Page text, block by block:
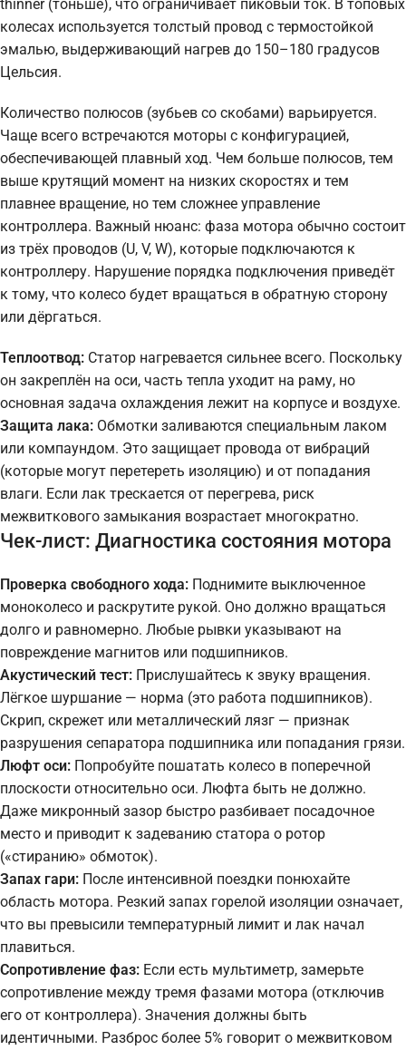
thinner (тоньше), что ограничивает пиковый ток. В топовых
колесах используется толстый провод с термостойкой
эмалью, выдерживающий нагрев до 150–180 градусов
Цельсия.
Количество полюсов (зубьев со скобами) варьируется.
Чаще всего встречаются моторы с конфигурацией,
обеспечивающей плавный ход. Чем больше полюсов, тем
выше крутящий момент на низких скоростях и тем
плавнее вращение, но тем сложнее управление
контроллера. Важный нюанс: фаза мотора обычно состоит
из трёх проводов (U, V, W), которые подключаются к
контроллеру. Нарушение порядка подключения приведёт
к тому, что колесо будет вращаться в обратную сторону
или дёргаться.
Теплоотвод: Статор нагревается сильнее всего. Поскольку
он закреплён на оси, часть тепла уходит на раму, но
основная задача охлаждения лежит на корпусе и воздухе.
Защита лака: Обмотки заливаются специальным лаком
или компаундом. Это защищает провода от вибраций
(которые могут перетереть изоляцию) и от попадания
влаги. Если лак трескается от перегрева, риск
межвиткового замыкания возрастает многократно.
Чек-лист: Диагностика состояния мотора
Проверка свободного хода: Поднимите выключенное
моноколесо и раскрутите рукой. Оно должно вращаться
долго и равномерно. Любые рывки указывают на
повреждение магнитов или подшипников.
Акустический тест: Прислушайтесь к звуку вращения.
Лёгкое шуршание — норма (это работа подшипников).
Скрип, скрежет или металлический лязг — признак
разрушения сепаратора подшипника или попадания грязи.
Люфт оси: Попробуйте пошатать колесо в поперечной
плоскости относительно оси. Люфта быть не должно.
Даже микронный зазор быстро разбивает посадочное
место и приводит к задеванию статора о ротор
(«стиранию» обмоток).
Запах гари: После интенсивной поездки понюхайте
область мотора. Резкий запах горелой изоляции означает,
что вы превысили температурный лимит и лак начал
плавиться.
Сопротивление фаз: Если есть мультиметр, замерьте
сопротивление между тремя фазами мотора (отключив
его от контроллера). Значения должны быть
идентичными. Разброс более 5% говорит о межвитковом